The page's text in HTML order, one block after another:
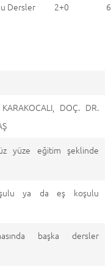
Dersler 2+0
DOÇ. DR.
yüze eğitim şeklinde
ya da eş koşulu
başka dersler